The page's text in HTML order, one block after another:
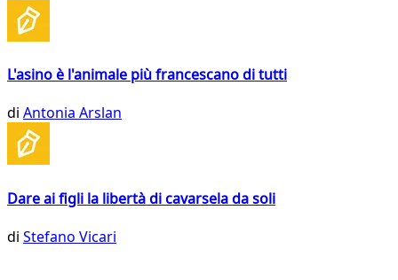
L'asino è l'animale più francescano di tutti
di Antonia Arslan
Dare ai figli la libertà di cavarsela da soli
di Stefano Vicari